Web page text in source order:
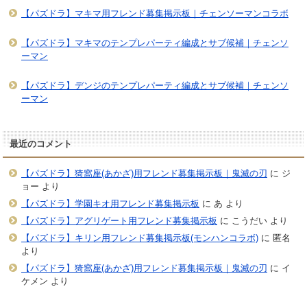
【パズドラ】マキマ用フレンド募集掲示板｜チェンソーマンコラボ
【パズドラ】マキマのテンプレパーティ編成とサブ候補｜チェンソ
ーマン
【パズドラ】デンジのテンプレパーティ編成とサブ候補｜チェンソ
ーマン
最近のコメント
【パズドラ】猗窩座(あかざ)用フレンド募集掲示板｜鬼滅の刃 に ジ
ョー より
【パズドラ】学園キオ用フレンド募集掲示板 に あ より
【パズドラ】アグリゲート用フレンド募集掲示板 に こうだいより
【パズドラ】キリン用フレンド募集掲示板(モンハンコラボ)に 匿名
より
【パズドラ】猗窩座(あかざ)用フレンド募集掲示板｜鬼滅の刃 に イ
ケメン より